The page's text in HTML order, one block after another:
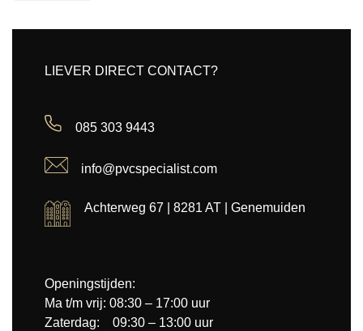
LIEVER DIRECT CONTACT?
085 303 9443
info@pvcspecialist.com
Achterweg 67 | 8281 AT | Genemuiden
Openingstijden:
Ma t/m vrij: 08:30 – 17:00 uur
Zaterdag: 09:30 – 13:00 uur